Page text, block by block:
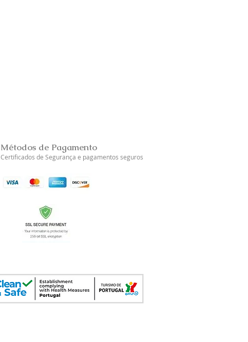
Métodos de Pagamento
Certificados de Segurança e pagamentos seguros